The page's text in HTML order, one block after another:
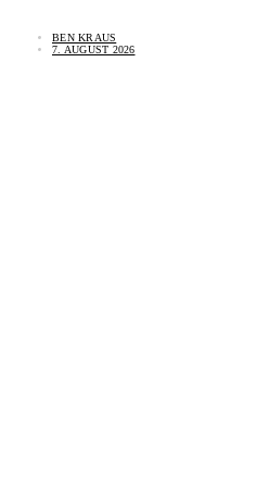
BEN KRAUS
7. AUGUST 2026